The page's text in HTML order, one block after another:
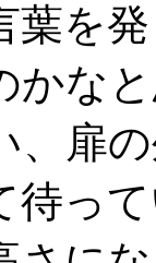
葉を
かな
、扉
待っ